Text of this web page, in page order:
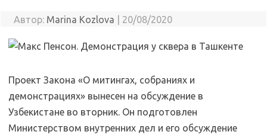
Автор: Marina Kozlova 20/08/2020
Проект Закона «О митингах, собраниях и
демонстрациях» вынесен на обсуждение в
Узбекистане во вторник. Он подготовлен
Министерством внутренних дел и его обсуждение